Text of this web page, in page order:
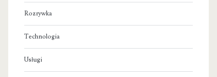
Rozrywka
Technologia
Usługi